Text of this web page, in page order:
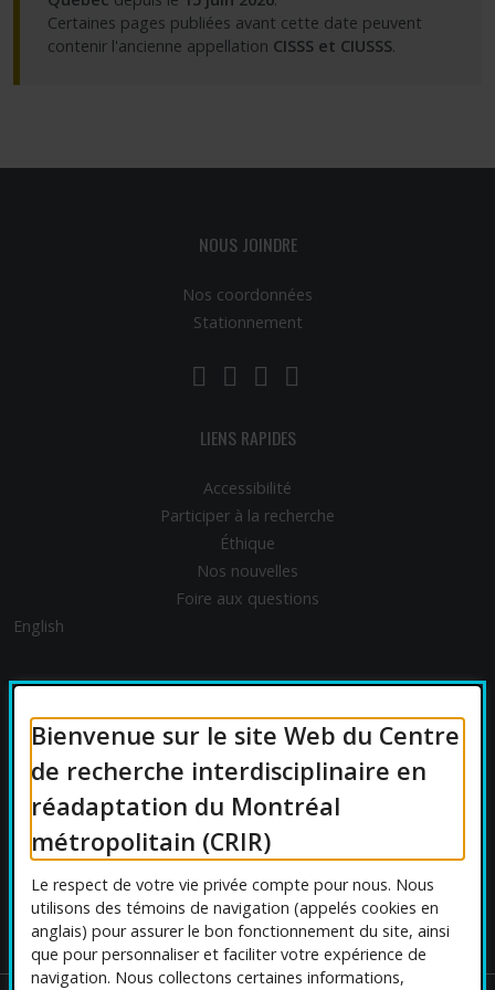
Bienvenue sur le site Web du Centre
de recherche interdisciplinaire en
réadaptation du Montréal
métropolitain (CRIR)
Le respect de votre vie privée compte pour nous. Nous
utilisons des témoins de navigation (appelés cookies en
anglais) pour assurer le bon fonctionnement du site, ainsi
que pour personnaliser et faciliter votre expérience de
navigation. Nous collectons certaines informations,
Partageons nos savoirs
Certaines pages publiées avant cette date peuvent
contenir l'ancienne appellation CISSS et CIUSSS.
NOUS JOINDRE
Nos coordonnées
Stationnement
LinkedIn
YouTube
Twitter
LIENS RAPIDES
Accessibilité
Participer à la recherche
Éthique
Nos nouvelles
Foire aux questions
English
AFFILIATIONS UNIVERSITAIRES